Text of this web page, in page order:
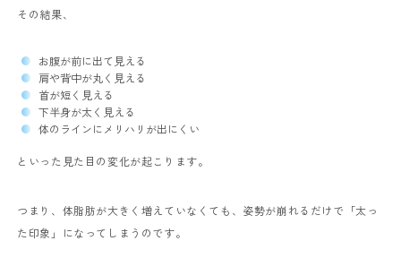
その結果、
お腹が前に出て見える
肩や背中が丸く見える
首が短く見える
下半身が太く見える
体のラインにメリハリが出にくい
といった見た目の変化が起こります。
つまり、体脂肪が大きく増えていなくても、姿勢が崩れるだけで「太っ
た印象」になってしまうのです。